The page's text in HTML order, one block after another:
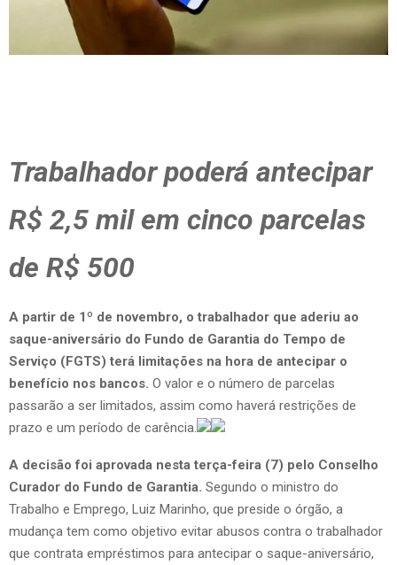
Trabalhador poderá antecipar
R$ 2,5 mil em cinco parcelas
de R$ 500
A partir de 1º de novembro, o trabalhador que aderiu ao
saque-aniversário do Fundo de Garantia do Tempo de
Serviço (FGTS) terá limitações na hora de antecipar o
benefício nos bancos. O valor e o número de parcelas
passarão a ser limitados, assim como haverá restrições de
prazo e um período de carência.
A decisão foi aprovada nesta terça-feira (7) pelo Conselho
Curador do Fundo de Garantia. Segundo o ministro do
Trabalho e Emprego, Luiz Marinho, que preside o órgão, a
mudança tem como objetivo evitar abusos contra o trabalhador
que contrata empréstimos para antecipar o saque-aniversário,